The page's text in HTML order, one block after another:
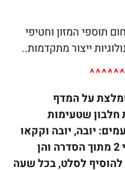
26 שנים בתחום תוספי המזון וחטיפי
ייצור מתקדמות..
על המדף
חלבון שטעימות
במיוחד, הן 3 טעמים: יובה, יובה וקקאו
ואוכמניית, ארוניה ברי, טעמתי 2 מתוך הסדרה והן
להוסיף לסלט, בכל שעה